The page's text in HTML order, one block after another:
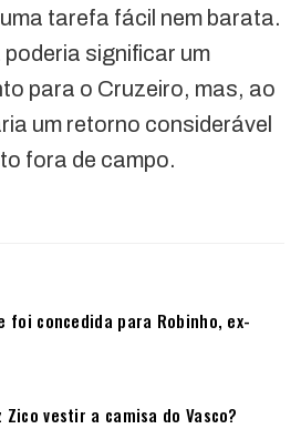
tarefa fácil nem barata.
significar um
para o Cruzeiro, mas, ao
um retorno considerável
fora de campo.
foi concedida para Robinho, ex-
Zico vestir a camisa do Vasco?